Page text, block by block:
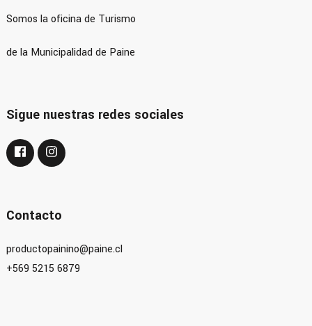
Somos la oficina de Turismo
de la Municipalidad de Paine
Sigue nuestras redes sociales
Contacto
productopainino@paine.cl
+569 5215 6879